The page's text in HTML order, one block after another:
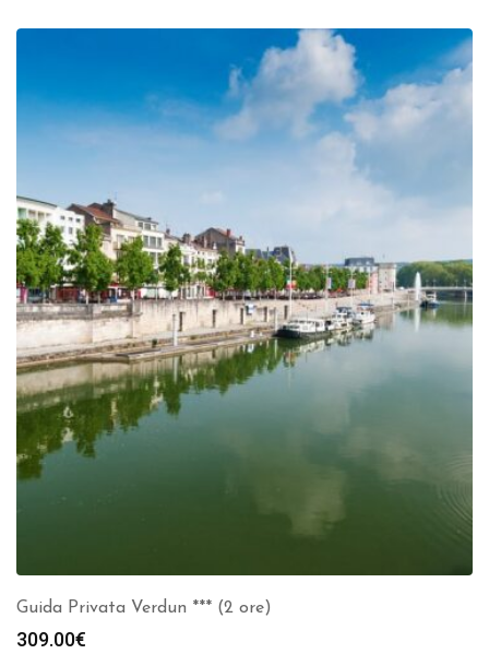
prezzo:
309.00€
a
329.00€
Guida Privata Verdun *** (2 ore)
309.00€